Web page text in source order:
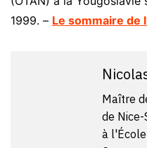
1999. – Le sommaire de
Maître
de
à